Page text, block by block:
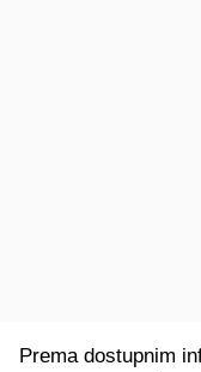
Prema dostupnim